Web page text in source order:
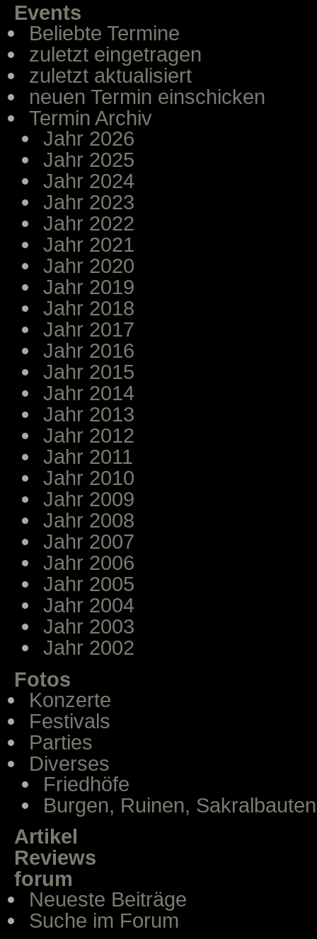
Events
Beliebte Termine
zuletzt eingetragen
zuletzt aktualisiert
neuen Termin einschicken
Termin Archiv
Jahr 2026
Jahr 2025
Jahr 2024
Jahr 2023
Jahr 2022
Jahr 2021
Jahr 2020
Jahr 2019
Jahr 2018
Jahr 2017
Jahr 2016
Jahr 2015
Jahr 2014
Jahr 2013
Jahr 2012
Jahr 2011
Jahr 2010
Jahr 2009
Jahr 2008
Jahr 2007
Jahr 2006
Jahr 2005
Jahr 2004
Jahr 2003
Jahr 2002
Fotos
Konzerte
Festivals
Parties
Diverses
Friedhöfe
Burgen, Ruinen, Sakralbauten
Artikel
Reviews
forum
Neueste Beiträge
Suche im Forum